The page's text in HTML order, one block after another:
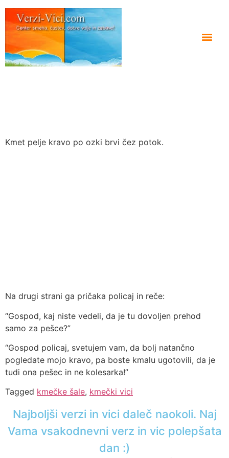
Kmet pelje kravo po ozki brvi čez potok.
Na drugi strani ga pričaka policaj in reče:
“Gospod, kaj niste vedeli, da je tu dovoljen prehod
samo za pešce?”
“Gospod policaj, svetujem vam, da bolj natančno
pogledate mojo kravo, pa boste kmalu ugotovili, da je
tudi ona pešec in ne kolesarka!”
Tagged kmečke šale, kmečki vici
Najboljši verzi in vici daleč naokoli. Naj
Vama vsakodnevni verz in vic polepšata
dan :)